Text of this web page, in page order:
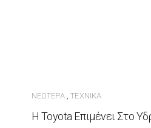
ΝΕΏΤΕΡΑ,ΤΕΧΝΙΚΆ
Η Toyota Επιμένει Στο